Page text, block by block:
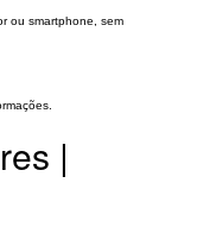
ou smartphone, sem
|